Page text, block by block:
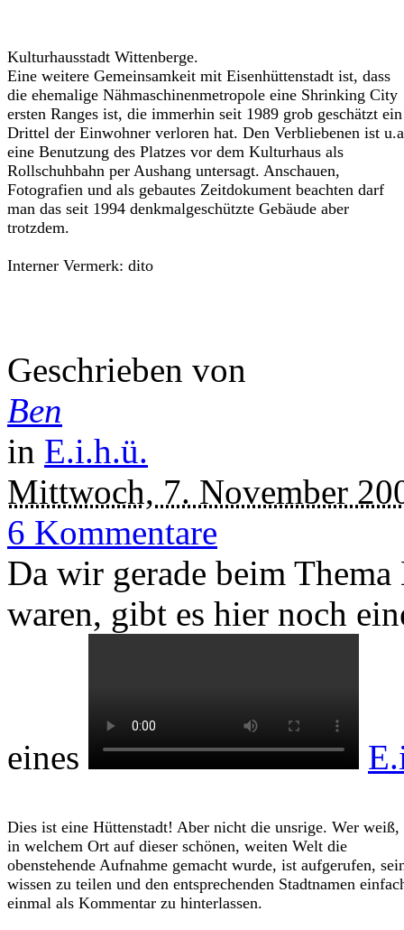
Kulturhausstadt Wittenberge.
Eine weitere Gemeinsamkeit mit Eisenhüttenstadt ist, dass
die ehemalige Nähmaschinenmetropole eine Shrinking City
ersten Ranges ist, die immerhin seit 1989 grob geschätzt ein
Drittel der Einwohner verloren hat. Den Verbliebenen ist
eine Benutzung des Platzes vor dem Kulturhaus als
Rollschuhbahn per Aushang untersagt. Anschauen,
Fotografien und als gebautes Zeitdokument beachten darf
man das seit 1994 denkmalgeschützte Gebäude aber
trotzdem.
Interner Vermerk: dito
Geschrieben von
Ben
in E.i.h.ü.
Mittwoch, 7. November
6 Kommentare
Da wir gerade beim
waren, gibt es hier noch
eines
Dies ist eine Hüttenstadt! Aber nicht die unsrige. Wer weiß,
in welchem Ort auf dieser schönen, weiten Welt die
obenstehende Aufnahme gemacht wurde, ist aufgerufen,
wissen zu teilen und den entsprechenden Stadtnamen
einmal als Kommentar zu hinterlassen.